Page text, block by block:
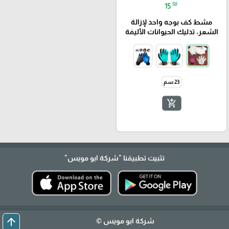
15 ₪
مشط كف بوجه واحد لإزالة
الشعر، تدليك الحيوانات الأليفة
23 سم
add_shopping_cart
تثبيت تطبيقنا "شركة ابو مويس"
شركة ابو مويس © arrow_upward